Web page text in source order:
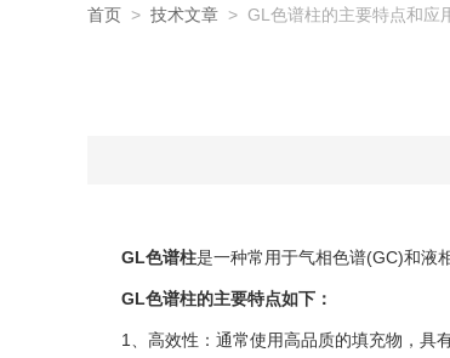
首页 > 技术文章 > GL色谱柱的主要特点和应
GL色谱柱是一种常用于气相色谱(GC)和液
GL色谱柱的主要特点如下：
1、高效性：通常使用高品质的填充物，具有